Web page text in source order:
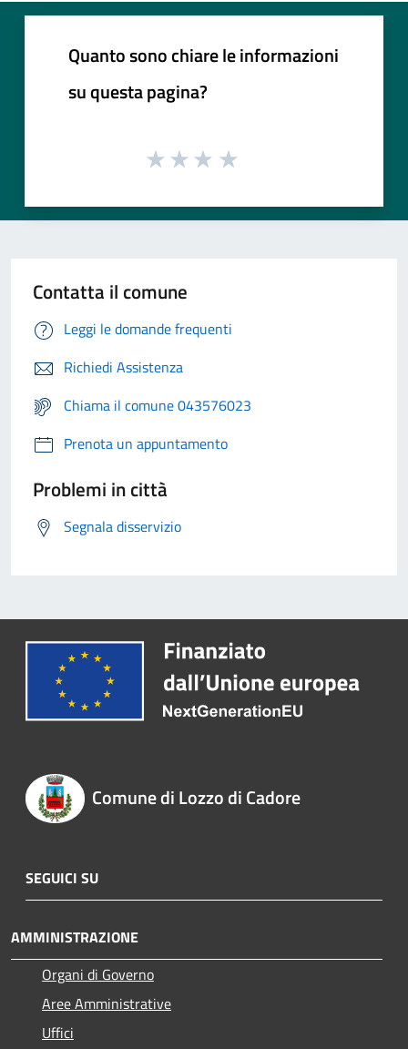
Quanto sono chiare le informazioni
su questa pagina?
Contatta il comune
Leggi le domande frequenti
Richiedi Assistenza
Chiama il comune 043576023
Prenota un appuntamento
Problemi in città
Segnala disservizio
Comune di Lozzo di Cadore
SEGUICI SU
AMMINISTRAZIONE
Organi di Governo
Aree Amministrative
Uffici